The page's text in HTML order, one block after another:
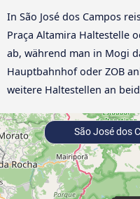
In São José dos Campos
Praça Altamira Haltestelle
ab, während man in Mogi
Hauptbahnhof oder ZOB
weitere Haltestellen an
São José dos